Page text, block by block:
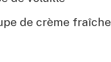
de crème fraîche